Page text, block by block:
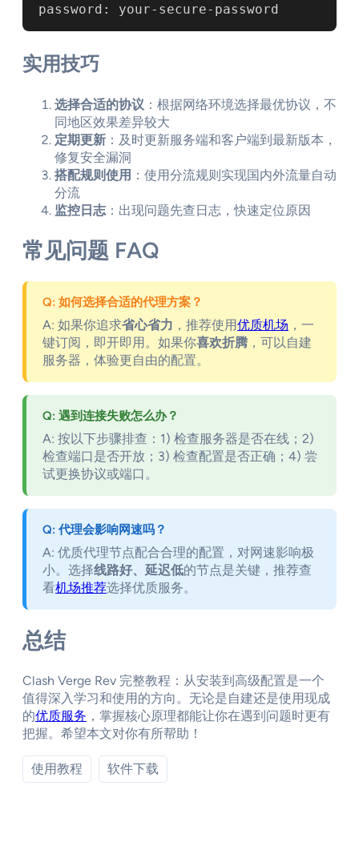
password: your-secure-password
实用技巧
选择合适的协议 ：根据网络环境选择最优协议，不
同地区效果差异较大
定期更新 ：及时更新服务端和客户端到最新版本，
修复安全漏洞
搭配规则使用 ：使用分流规则实现国内外流量自动
分流
监控日志 ：出现问题先查日志，快速定位原因
常见问题 FAQ
Q: 如何选择合适的代理方案？
A: 如果你追求省心省力 ，推荐使用优质机场 ，一
键订阅，即开即用。如果你喜欢折腾 ，可以自建
服务器，体验更自由的配置。
Q: 遇到连接失败怎么办？
A: 按以下步骤排查：1) 检查服务器是否在线；2)
检查端口是否开放；3) 检查配置是否正确；4) 尝
试更换协议或端口。
Q: 代理会影响网速吗？
A: 优质代理节点配合合理的配置，对网速影响极
小。选择线路好、延迟低的节点是关键，推荐查
看机场推荐选择优质服务。
总结
Clash Verge Rev 完整教程：从安装到高级配置是一个
值得深入学习和使用的方向。无论是自建还是使用现成
的优质服务 ，掌握核心原理都能让你在遇到问题时更有
把握。希望本文对你有所帮助！
使用教程 软件下载